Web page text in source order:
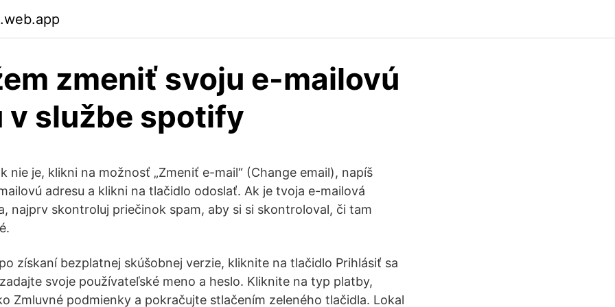
zmeniť svoju e-mailovú
v službe spotify
nie je, klikni na možnosť „Zmeniť e-mail“ (Change email), napíš
adresu a klikni na tlačidlo odoslať. Ak je tvoja e-mailová
najprv skontroluj priečinok spam, aby si si skontroloval, či tam
získaní bezplatnej skúšobnej verzie, kliknite na tlačidlo Prihlásiť sa
svoje používateľské meno a heslo. Kliknite na typ platby,
Zmluvné podmienky a pokračujte stlačením zeleného tlačidla. Lokal